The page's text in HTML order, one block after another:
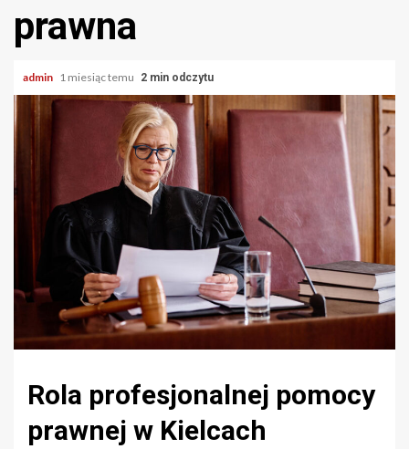
prawna
admin 1 miesiąc temu 2 min odczytu
Rola profesjonalnej pomocy
prawnej w Kielcach